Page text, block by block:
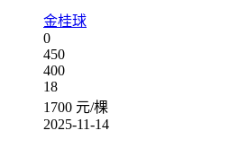
金桂球
0
450
400
18
1700 元/棵
2025-11-14